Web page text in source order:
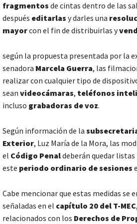
fragmentos de cintas dentro de las
después editarlas y darles una
mayorcon el fin de distribuirlas y
según la propuesta presentada por la
senadora Marcela Guerra, las
realizar con cualquier tipo de
sean videocámaras, teléfonos
incluso grabadoras de voz.
Según información de la
Exterior, Luz María de la Mora, las
el Código Penaldeberán quedar listas
este periodo ordinario de sesiones
Cabe mencionar que estas medidas se
señaladas en el capítulo 20 del T-MEC
relacionados con los Derechos de